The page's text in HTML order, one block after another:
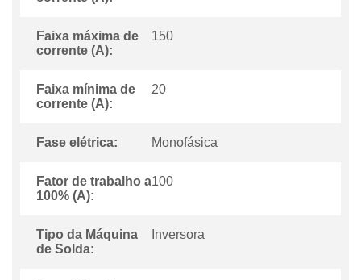
Faixa máxima de
corrente (A):
150
Faixa mínima de
corrente (A):
20
Fase elétrica: Monofásica
Fator de trabalho a
100% (A):
100
Tipo da Máquina
de Solda:
Inversora